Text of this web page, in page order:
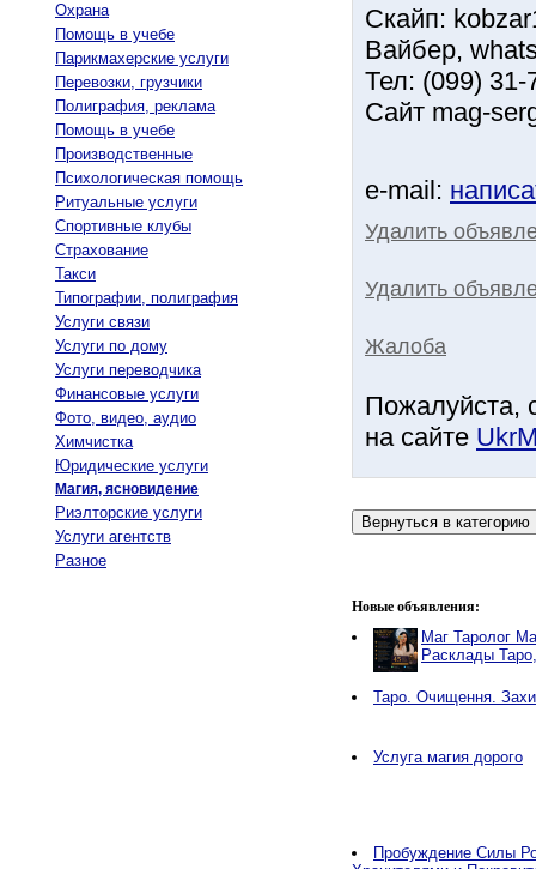
Охрана
Помощь в учебе
Парикмахерские услуги
Перевозки, грузчики
Полиграфия, реклама
Помощь в учебе
Производственные
Психологическая помощь
Ритуальные услуги
Спортивные клубы
Страхование
Такси
Типографии, полиграфия
Услуги связи
Услуги по дому
Услуги переводчика
Финансовые услуги
Фото, видео, аудио
Химчистка
Юридические услуги
Магия, ясновидение
Риэлторские услуги
Услуги агентств
Разное
Скайп:
Вайбер,
Тел: (099) 31-
Сайт mag-
e-mail:
Удалить
Удалить
Жалоба
Пожалуйста,
на сайте
Новые объявления:
Маг Таролог
Расклады
Таро. Очищення.
Услуга магия дорого
Пробуждение Силы